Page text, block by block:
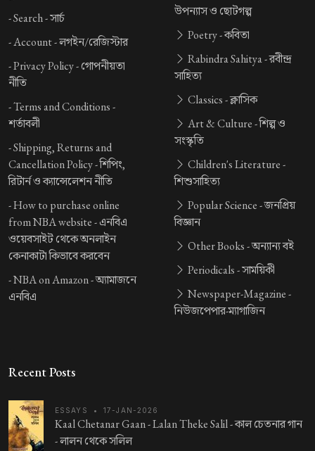
-Search -সার্চ
-Account -লগইন/রেজিস্টার
-Privacy Policy -গোপনীয়তা
নীতি
-Terms and Conditions -
শর্তাবলী
-Shipping, Returns and
Cancellation Policy -শিপিং,
রিটার্ন ও ক্যান্সেলেশন নীতি
-How to purchase online
from NBA website -এনবিএ
ওয়েবসাইট থেকে অনলাইন
কেনাকাটা কিভাবে করবেন
-NBA on Amazon -অ্যামাজনে
এনবিএ
উপন্যাস ও ছোটগল্প
Poetry -কবিতা
Rabindra Sahitya -রবীন্দ্র
সাহিত্য
Classics -ক্লাসিক
Art & Culture -শিল্প ও
সংস্কৃতি
Children's Literature -
শিশুসাহিত্য
Popular Science -জনপ্রিয়
বিজ্ঞান
Other Books -অন্যান্য বই
Periodicals -সাময়িকী
Newspaper-Magazine -
নিউজপেপার-ম্যাগাজিন
Recent Posts
ESSAYS • 17-JAN-2026
Kaal Chetanar Gaan - Lalan Theke Salil -কাল চেতনার গান
- লালন থেকে সলিল